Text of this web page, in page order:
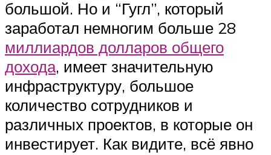
большой. Но и “Гугл”, который
заработал немногим больше 28
миллиардов долларов общего
дохода, имеет значительную
инфраструктуру, большое
количество сотрудников и
различных проектов, в которые он
инвестирует. Как видите, всё явно